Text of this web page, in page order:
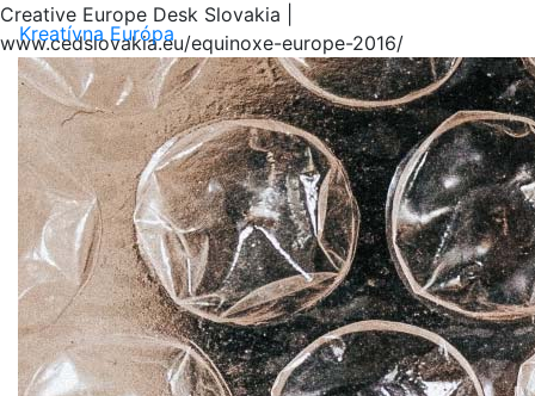
Creative Europe Desk Slovakia |
www.cedslovakia.eu/equinoxe-europe-2016/
Kreatívna Európa